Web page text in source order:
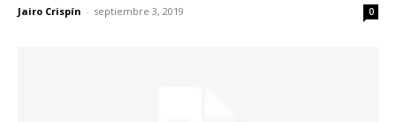
Jairo Crispín - septiembre 3, 2019 0